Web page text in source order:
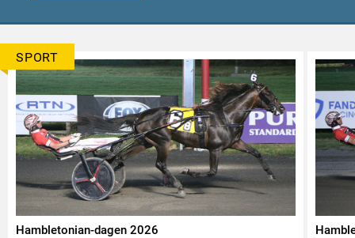
SPORT
Hambletonian-dagen 2026